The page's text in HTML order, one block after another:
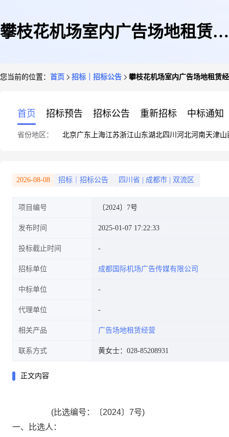
攀枝花机场室内广告场地租赁经
您当前的位置： 首页 招标｜招标公告 攀枝花机场室内广告场地租赁
首页 招标预告 招标公告 重新招标 中标通知
省份地区： 北京广东 上海江苏浙江山东湖北四川 河北河南天津山
2026-08-08 招标｜招标公告 四川省 成都市 双流区
项目编号 〔2024〕7号
发布时间 2025-01-07 17:22:33
投标截止时间
招标单位 成都国际机场广告传媒有限公司
中标单位
代理单位
相关产品 广告场地租赁经营
联系方式 黄女士：028-85208931
正文内容
(比选编号：〔2024〕7号)
一、比选人：